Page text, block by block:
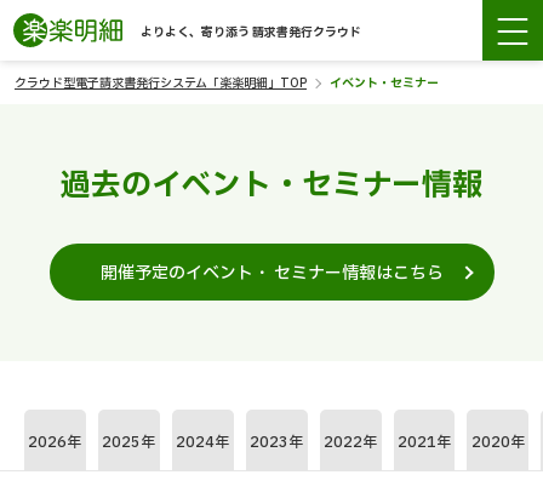
よりよく、寄り添う 請求書発行クラウド
クラウド型電子請求書発行システム「楽楽明細」TOP イベント・セミナー
過去のイベント・セミナー情報
開催予定のイベント・ セミナー情報はこちら
2026年 2025年 2024年 2023年 2022年 2021年 2020年